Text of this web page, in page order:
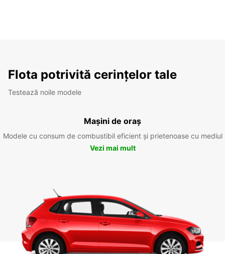
Flota potrivită cerințelor tale
Testează noile modele
Mașini de oraș
Modele cu consum de combustibil eficient și prietenoase cu mediul
Vezi mai mult